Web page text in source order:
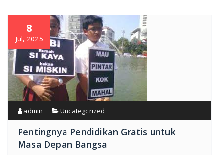
8
Jul, 2025
admin Uncategorized
Pentingnya Pendidikan Gratis untuk
Masa Depan Bangsa